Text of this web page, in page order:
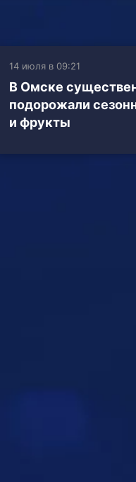
14 июля в 09:21
В Омске
подорожали
и фрукты